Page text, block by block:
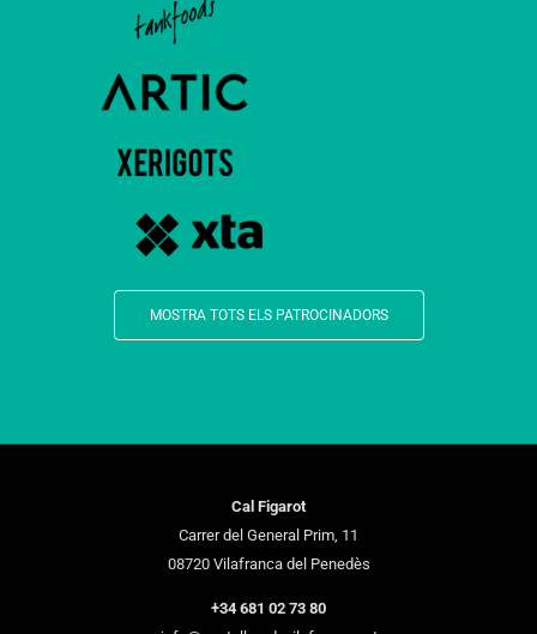
MOSTRA TOTS ELS PATROCINADORS
Cal Figarot
Carrer del General Prim, 11
08720 Vilafranca del Penedès
+34 681 02 73 80